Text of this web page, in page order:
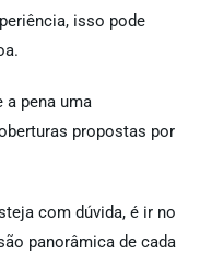
isso pode
a pena uma
propostas por
com dúvida, é ir no
panorâmica de cada